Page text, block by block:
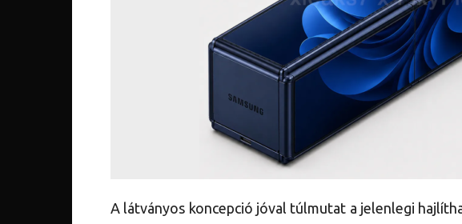
A látványos koncepció jóval túlmutat a jelenlegi